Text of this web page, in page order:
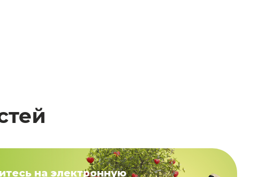
на электронную